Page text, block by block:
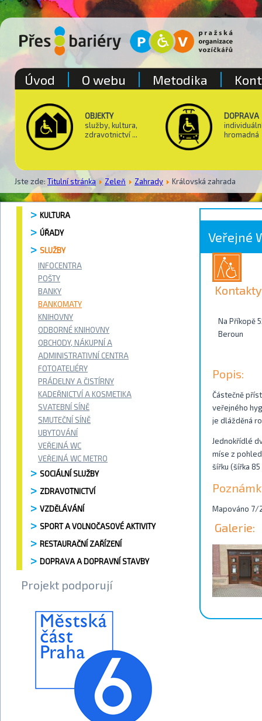
OBJEKTY
služby, kultura,
zdravotnictví ...
DOPRAVA
hromadná
Jste zde: Titulní stránka Zeleň Zahrady Královská zahrada
Úvod O webu Metodika
KULTURA
ÚŘADY
SLUŽBY
INFOCENTRA
POŠTY
BANKY
BANKOMATY
KNIHOVNY
ODBORNÉ KNIHOVNY
OBCHODY, NÁKUPNÍ A
ADMINISTRATIVNÍ CENTRA
FOTOATELIÉRY
PRÁDELNY A ČISTÍRNY
KADEŘNICTVÍ A KOSMETIKA
SVATEBNÍ SÍNĚ
SMUTEČNÍ SÍNĚ
UBYTOVÁNÍ
VEŘEJNÁ WC
VEŘEJNÁ WC METRO
SOCIÁLNÍ SLUŽBY
ZDRAVOTNICTVÍ
VZDĚLÁVÁNÍ
SPORT A VOLNOČASOVÉ AKTIVITY
RESTAURAČNÍ ZAŘÍZENÍ
DOPRAVA A DOPRAVNÍ STAVBY
Projekt podporují
Veřejné
Kontakty
Na Příkopě
Beroun
Popis:
Částečně
veřejného
je dlážděná
Jednokřídlé
míse z
šířku (šířka
Mapováno 7/
Galerie: